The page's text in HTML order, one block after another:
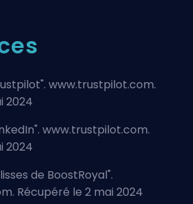
". www.trustpilot.com.
2024
". www.trustpilot.com.
2024
de BoostRoyal".
Récupéré le 2 mai 2024